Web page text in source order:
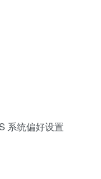
系统偏好设置